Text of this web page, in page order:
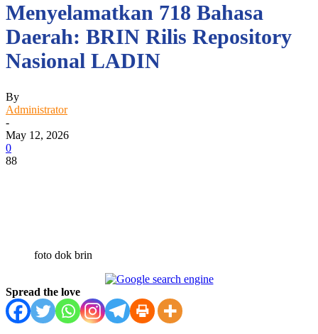
Menyelamatkan 718 Bahasa
Daerah: BRIN Rilis Repository
Nasional LADIN
By
Administrator
-
May 12, 2026
0
88
foto dok brin
Spread the love